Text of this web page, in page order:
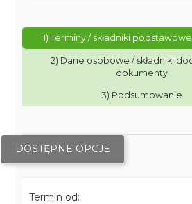
1) Terminy / składniki
2) Dane osobowe / składniki
dokumenty
3) Podsumowanie
DOSTĘPNE OPCJE
Termin od: